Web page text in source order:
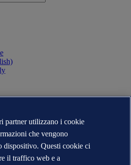
partner utilizzano i cookie
che vengono
dispositivo. Questi cookie ci
il traffico web e a